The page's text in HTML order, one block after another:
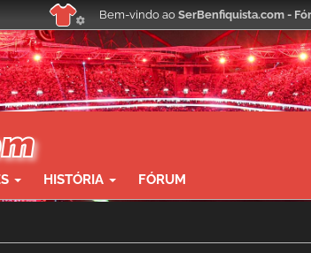
Bem-vindo ao SerBenfiquista.com -
HISTÓRIA FÓRUM